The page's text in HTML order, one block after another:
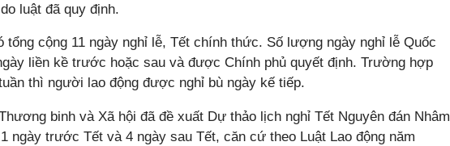
luật đã quy định.
tổng cộng 11 ngày nghỉ lễ, Tết chính thức. Số lượng ngày nghỉ lễ Quốc
liền kề trước hoặc sau và được Chính phủ quyết định. Trường hợp
thì người lao động được nghỉ bù ngày kế tiếp.
binh và Xã hội đã đề xuất Dự thảo lịch nghỉ Tết Nguyên đán Nhâm
ngày trước Tết và 4 ngày sau Tết, căn cứ theo Luật Lao động năm